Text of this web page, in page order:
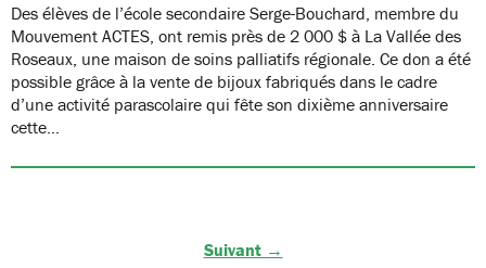
Des élèves de l’école secondaire Serge-Bouchard, membre du
Mouvement ACTES, ont remis près de 2 000 $ à La Vallée des
Roseaux, une maison de soins palliatifs régionale. Ce don a été
possible grâce à la vente de bijoux fabriqués dans le cadre
d’une activité parascolaire qui fête son dixième anniversaire
cette…
Suivant →